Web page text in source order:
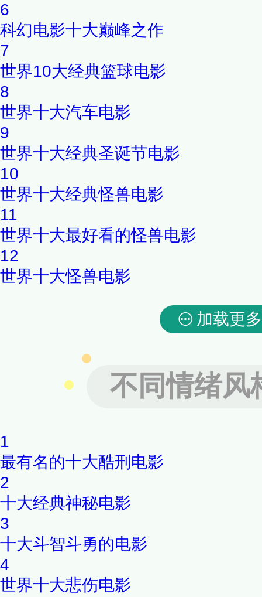
6
科幻电影十大巅峰之作
7
世界10大经典篮球电影
8
世界十大汽车电影
9
世界十大经典圣诞节电影
10
世界十大经典怪兽电影
11
世界十大最好看的怪兽电影
12
世界十大怪兽电影
加载更多
不同情绪风
1
最有名的十大酷刑电影
2
十大经典神秘电影
3
十大斗智斗勇的电影
4
世界十大悲伤电影